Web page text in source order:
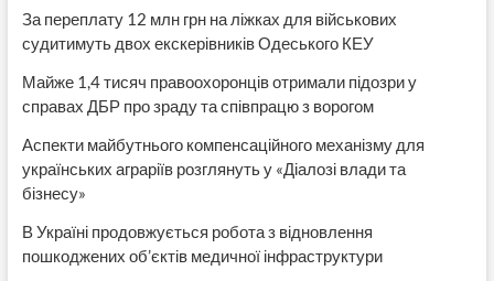
За переплату 12 млн грн на ліжках для військових
судитимуть двох екскерівників Одеського КЕУ
Майже 1,4 тисяч правоохоронців отримали підозри у
справах ДБР про зраду та співпрацю з ворогом
Аспекти майбутнього компенсаційного механізму для
українських аграріїв розглянуть у «Діалозі влади та
бізнесу»
В Україні продовжується робота з відновлення
пошкоджених об’єктів медичної інфраструктури